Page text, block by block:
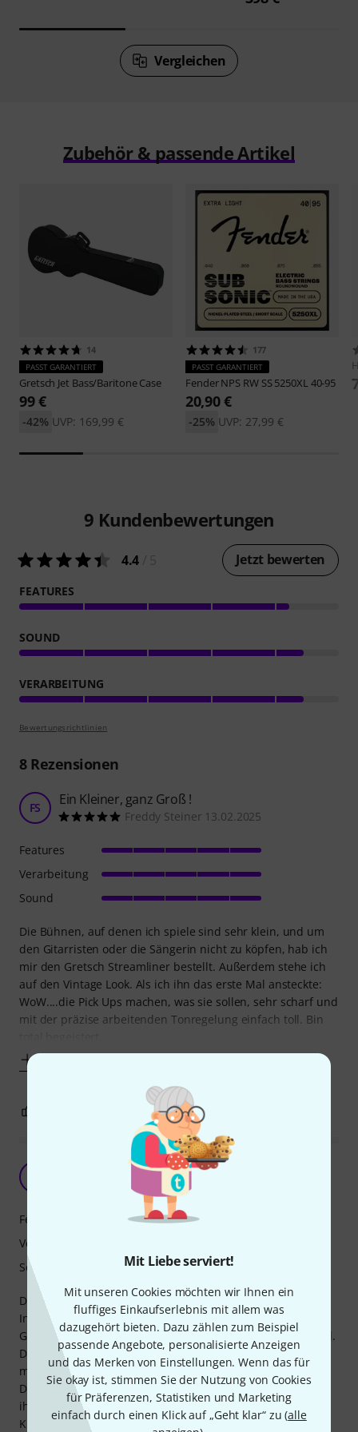
Mit Liebe serviert!
Mit unseren Cookies möchten wir Ihnen ein
fluffiges Einkaufserlebnis mit allem was
dazugehört bieten. Dazu zählen zum Beispiel
passende Angebote, personalisierte Anzeigen
und das Merken von Einstellungen. Wenn das für
Sie okay ist, stimmen Sie der Nutzung von Cookies
für Präferenzen, Statistiken und Marketing
einfach durch einen Klick auf „Geht klar“ zu (alle
Vergleichen
Zubehör & passende Artikel
14
PASST GARANTIERT
Gretsch Jet Bass/Baritone Case
99 €
UVP: 169,99 €
-42%
177
PASST GARANTIERT
FenderNPS RW SS 5250XL 40-95
20,90 €
UVP: 27,99 €
-25%
9 Kundenbewertungen
4.4 Jetzt bewerten
FEATURES
SOUND
VERARBEITUNG
Bewertungsrichtlinien
8Rezensionen
FS Ein Kleiner, ganz Groß !
Freddy Steiner 13.02.2025
Die Bühnen, auf denen ich spiele sind sehr klein, und um
den Gitarristen oder die Sängerin nicht zu köpfen, hab ich
mir den Gretsch Streamliner bestellt. Außerdem stehe ich
auf den Vintage Look. Als ich ihn das erste Mal ansteckte:
WoW....die Pick Ups machen, was sie sollen, sehr scharf und
mit der präzise arbeitenden Tonregelung einfach toll. Bin
Features
Verarbeitung
Sound
BEWERTUNG MELDEN
Guter Short-Scale Bass
Brtl-Wmpft-72 20.01.2025
Der Gretsch Strml Jet Clb Bass VWT ist ein formschönes
Instrument, das wegen seiner guten Haptik bei jeder
Gelegenheit zum Üben in die Hand genommen werden will.
Durch den kürzeren Hals komme ich als Anfänger sehr gut
mit den Griffweiten klar.
Der sonore, klare Klang und die gute Verarbeitung tragen
ihr übriges zu meiner Begeisterung bei.
Klare Kaufempfehlung!
Features
Verarbeitung
Sound